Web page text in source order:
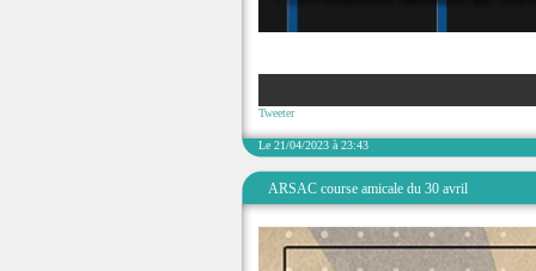
Tweeter
Le 21/04/2023 à 23:43
ARSAC course amicale du 30 avril